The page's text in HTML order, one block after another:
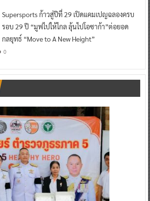
Supersports ก้าวสู่ปีที่ 29 เปิดแคมเปญฉลองครบ
รอบ 29 ปี “มูฟไปให้ไกล ลุ้นไปโอซาก้า”ต่อยอด
กลยุทธ์ “Move to A New Height”
0